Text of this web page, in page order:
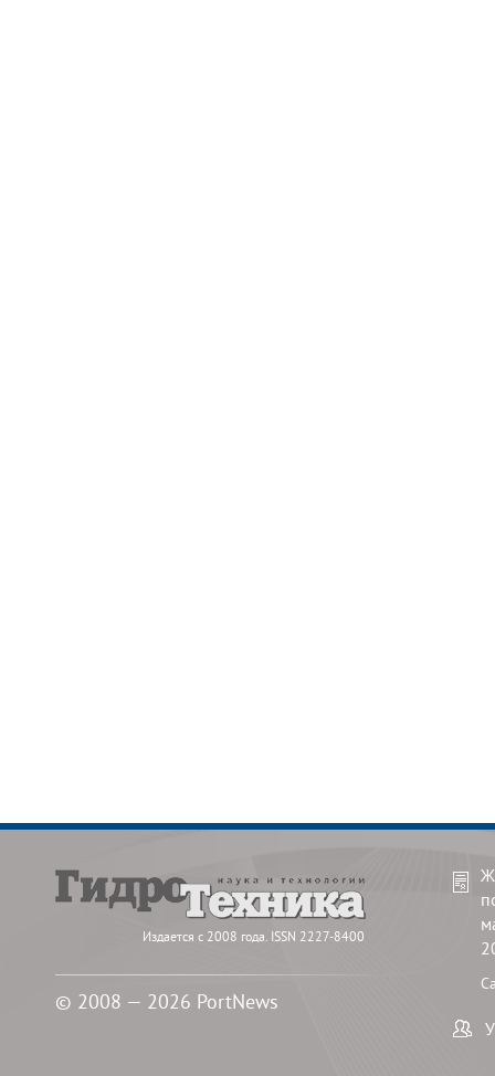
Издается с 2008 года. ISSN 2227-8400
© 2008 — 2026 PortNews